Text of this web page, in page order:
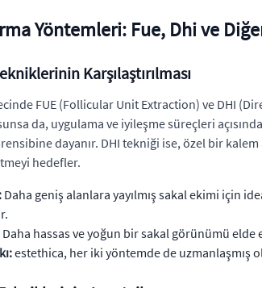
Yöntemleri: Fue, Dhi ve
Karşılaştırılması
FUE (Follicular Unit Extraction) ve DHI
da, uygulama ve iyileşme süreçleri
dayanır. DHI tekniği ise, özel bir kalem
hedefler.
Daha geniş alanlara yayılmış sakal ekimi için
Daha hassas ve yoğun bir sakal görünümü
estethica, her iki yöntemde de uzmanlaşmış